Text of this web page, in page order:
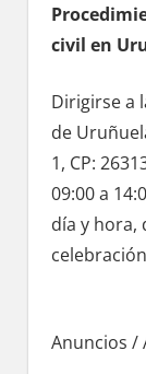
civil en
Dirigirse а
dе
1, CP:
09:00 а
día у hora,
Anuncios /